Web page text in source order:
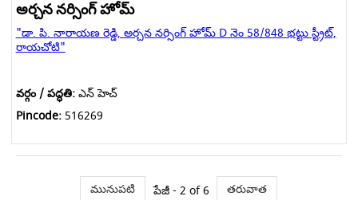
అర్చన నర్సింగ్ హోమ్
"డా. పి. నారాయణ రెడ్డి, అర్చన నర్సింగ్ హోమ్ D నెం 58/848 భట్టు స్ట్రీట్,
రాయచోటి"
వర్గం / పద్ధతి:ఎన్ హెచ్
Pincode:516269
మునుపటి పేజీ - 2 of 6 తరువాత